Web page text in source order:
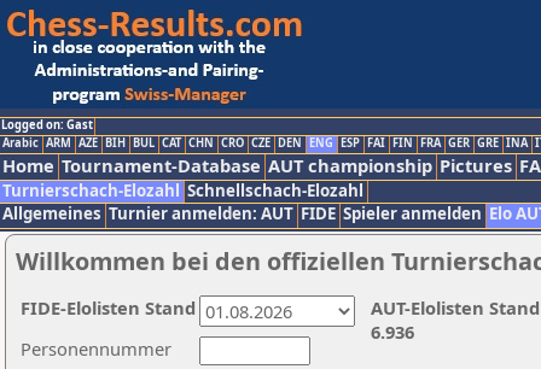
Logged on: Gast
Arabic ARM AZE BIH BUL CAT CHN CRO CZE DEN ENG ESP FAI FIN FRA GER GRE INA
Home Tournament-Database AUT championship Pictures
Turnierschach-Elozahl Schnellschach-Elozahl
Allgemeines Turnier anmelden: AUT FIDE Spieler anmelden Elo
Willkommen bei den offiziellen
Personennummer
AUT-Elolisten
6.936
FIDE-Elolisten Stand